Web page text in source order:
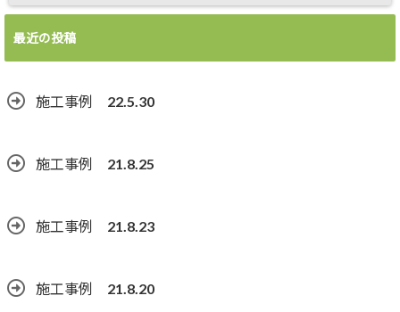
最近の投稿
施工事例 22.5.30
施工事例 21.8.25
施工事例 21.8.23
施工事例 21.8.20